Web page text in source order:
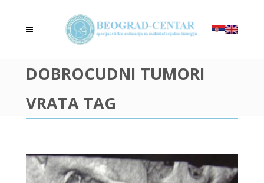
DOBROCUDNI TUMORI
VRATA TAG